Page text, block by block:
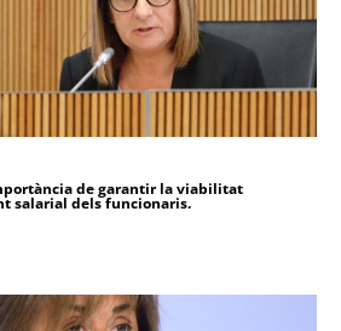
de garantir la viabilitat
salarial dels funcionaris.